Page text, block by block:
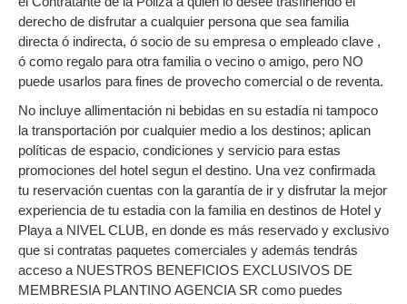
derecho de disfrutar a cualquier persona que sea familia
directa ó indirecta, ó socio de su empresa o empleado clave ,
ó como regalo para otra familia o vecino o amigo, pero NO
puede usarlos para fines de provecho comercial o de reventa.
No incluye allimentación ni bebidas en su estadía ni tampoco
la transportación por cualquier medio a los destinos; aplican
políticas de espacio, condiciones y servicio para estas
promociones del hotel segun el destino. Una vez confirmada
tu reservación cuentas con la garantía de ir y disfrutar la mejor
experiencia de tu estadia con la familia en destinos de Hotel y
Playa a NIVEL CLUB, en donde es más reservado y exclusivo
que si contratas paquetes comerciales y además tendrás
acceso a NUESTROS BENEFICIOS EXCLUSIVOS DE
MEMBRESIA PLANTINO AGENCIA SR como puedes